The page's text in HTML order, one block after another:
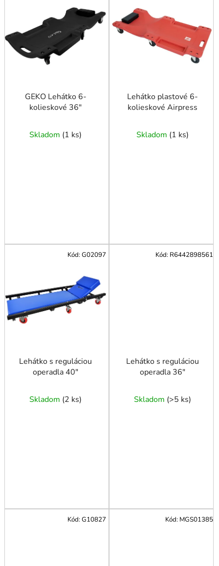
s
p
GEKO Lehátko 6-
kolieskové 36"
Skladom (1 ks)
Lehátko plastové 6-
kolieskové Airpress
Skladom (1 ks)
Lehátko s reguláciou
operadla 40"
Skladom (2 ks)
Kód:G02097
Lehátko s reguláciou
operadla 36"
Skladom (>5 ks)
Kód: R6442898561
Kód:G10827 Kód: MGS01385